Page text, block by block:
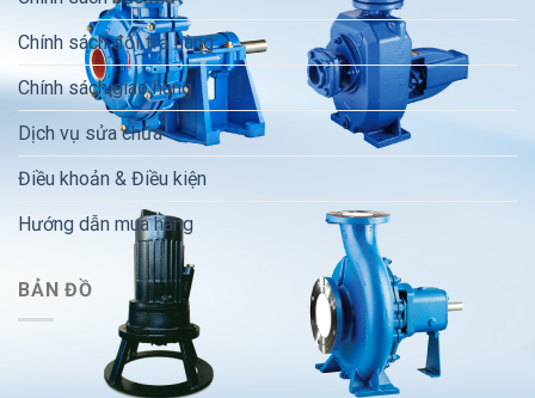
Chính sách đổi trả hàng
Chính sách giao hàng
Dịch vụ sửa chữa
Điều khoản & Điều kiện
Hướng dẫn mua hàng
BẢN ĐỒ